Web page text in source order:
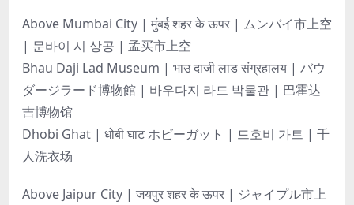
Above Mumbai City | मुंबई शहर के ऊपर | ムンバイ市上空
| 문바이 시 상공 | 孟买市上空
Bhau Daji Lad Museum | भाउ दाजी लाड संग्रहालय | バウ
ダージラード博物館 | 바우다지 라드 박물관 | 巴霍达
吉博物馆
Dhobi Ghat | धोबी घाट ホビーガット | 드호비 가트 | 千
人洗衣场
Above Jaipur City | जयपुर शहर के ऊपर | ジャイプル市上